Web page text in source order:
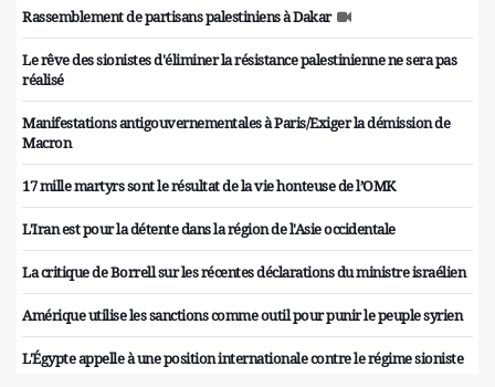
Rassemblement de partisans palestiniens à Dakar
Le rêve des sionistes d'éliminer la résistance palestinienne ne sera pas
réalisé
Manifestations antigouvernementales à Paris/Exiger la démission de
Macron
17 mille martyrs sont le résultat de la vie honteuse de l’OMK
L'Iran est pour la détente dans la région de l'Asie occidentale
La critique de Borrell sur les récentes déclarations du ministre israélien
Amérique utilise les sanctions comme outil pour punir le peuple syrien
L'Égypte appelle à une position internationale contre le régime sioniste